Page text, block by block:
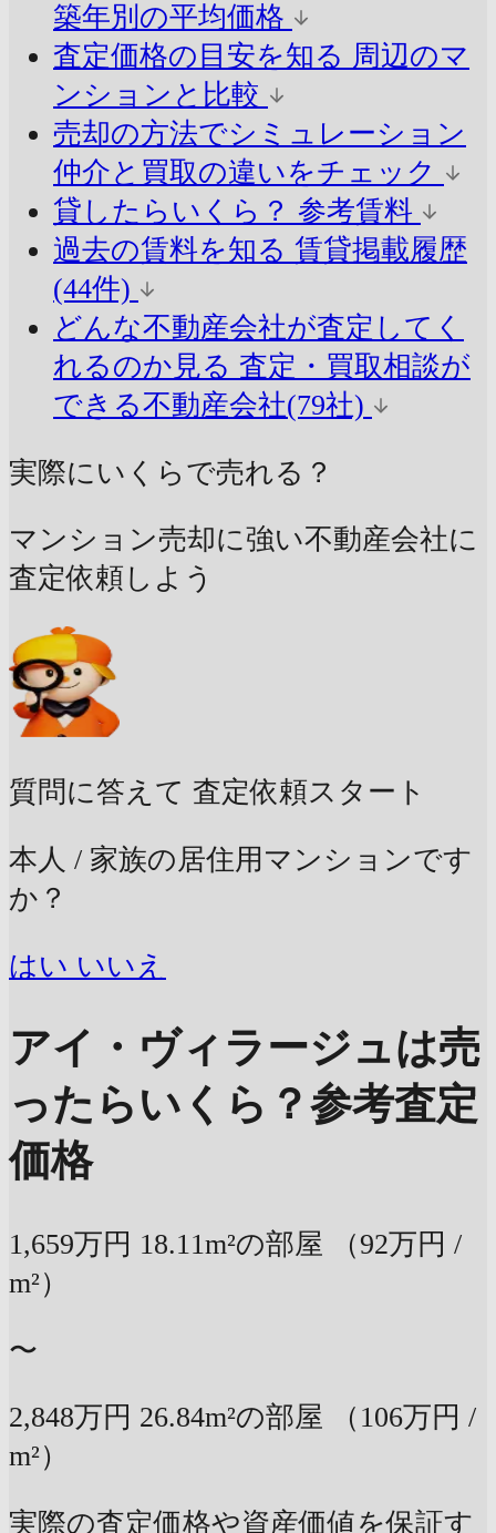
築年別の平均価格
査定価格の目安を知る 周辺のマ
ンションと比較
売却の方法でシミュレーション
仲介と買取の違いをチェック
貸したらいくら？ 参考賃料
過去の賃料を知る 賃貸掲載履歴
(44件)
どんな不動産会社が査定してく
れるのか見る 査定・買取相談が
できる不動産会社(79社)
実際にいくらで売れる？
マンション売却に強い不動産会社に
査定依頼しよう
質問に答えて 査定依頼スタート
本人 / 家族の居住用マンションです
か？
はい いいえ
アイ・ヴィラージュは売
ったらいくら？参考査定
価格
1,659万円 18.11m²の部屋
（92万円 /
m²）
〜
2,848万円 26.84m²の部屋
（106万円 /
m²）
実際の査定価格や資産価値を保証す